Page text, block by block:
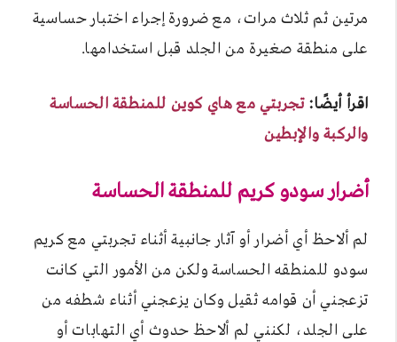
مرتين ثم ثلاث مرات، مع ضرورة إجراء اختبار حساسية
على منطقة صغيرة من الجلد قبل استخدامها.
اقرأ أيضًا:تجربتي مع هاي كوين للمنطقة الحساسة
والركبة والإبطين
أضرار سودو كريم للمنطقة الحساسة
لم ألاحظ أي أضرار أو آثار جانبية أثناء تجربتي مع كريم
سودو للمنطقه الحساسة ولكن من الأمور التي كانت
تزعجني أن قوامه ثقيل وكان يزعجني أثناء شطفه من
على الجلد، لكنني لم ألاحظ حدوث أي التهابات أو